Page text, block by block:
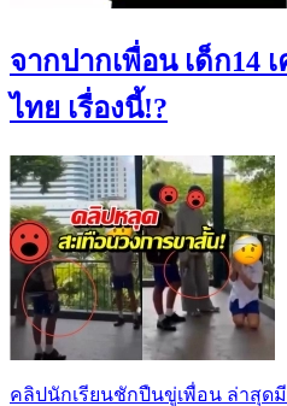
จากปากเพื่อน เด็ก14
ไทย เรื่องนี้!?
คลิปนักเรียนชักปืนขู่เพื่อน ล่าสุด